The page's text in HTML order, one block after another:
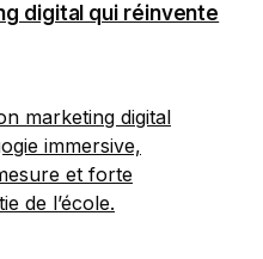
digital qui réinvente
marketing digital
immersive,
et forte
de l’école.